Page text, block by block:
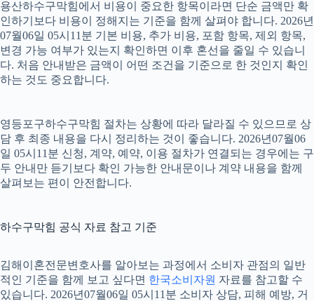
용산하수구막힘에서 비용이 중요한 항목이라면 단순 금액만 확
인하기보다 비용이 정해지는 기준을 함께 살펴야 합니다. 2026년
07월06일 05시11분 기본 비용, 추가 비용, 포함 항목, 제외 항목,
변경 가능 여부가 있는지 확인하면 이후 혼선을 줄일 수 있습니
다. 처음 안내받은 금액이 어떤 조건을 기준으로 한 것인지 확인
하는 것도 중요합니다.
영등포구하수구막힘 절차는 상황에 따라 달라질 수 있으므로 상
담 후 최종 내용을 다시 정리하는 것이 좋습니다. 2026년07월06
일 05시11분 신청, 계약, 예약, 이용 절차가 연결되는 경우에는 구
두 안내만 듣기보다 확인 가능한 안내문이나 계약 내용을 함께
살펴보는 편이 안전합니다.
하수구막힘 공식 자료 참고 기준
김해이혼전문변호사를 알아보는 과정에서 소비자 관점의 일반
적인 기준을 함께 보고 싶다면 한국소비자원 자료를 참고할 수
있습니다. 2026년07월06일 05시11분 소비자 상담, 피해 예방, 거